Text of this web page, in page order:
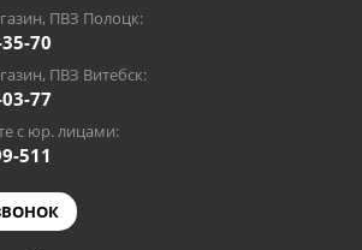
ПВЗ Полоцк:
70
ПВЗ Витебск:
77
с юр. лицами:
511